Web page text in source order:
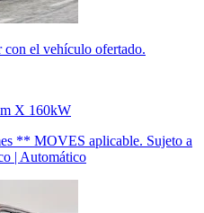
con el vehículo ofertado.
X 160kW
** MOVES aplicable. Sujeto a
| Automático